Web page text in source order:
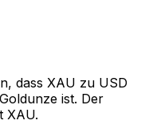
dass XAU zu USD
ist. Der
XAU.